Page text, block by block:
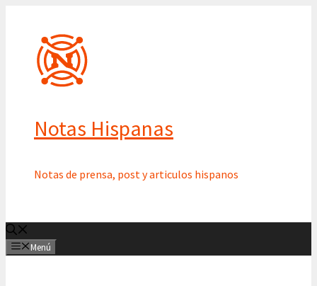
contenido
Notas Hispanas
Notas de prensa, post y articulos hispanos
Menú